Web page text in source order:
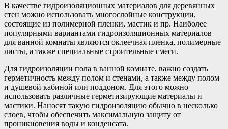
В качестве гидроизоляционных материалов для деревянных
стен можно использовать многослойные конструкции,
состоящие из полимерной пленки, мастик и пр. Наиболее
популярными вариантами гидроизоляционных материалов
для ванной комнаты являются оклеечная пленка, полимерные
листы, а также специальные строительные смеси.
Для гидроизоляции пола в ванной комнате, важно создать
герметичность между полом и стенами, а также между полом
и душевой кабиной или поддоном. Для этого можно
использовать различные герметизирующие материалы и
мастики. Наносят такую гидроизоляцию обычно в несколько
слоев, чтобы обеспечить максимальную защиту от
проникновения воды и конденсата.